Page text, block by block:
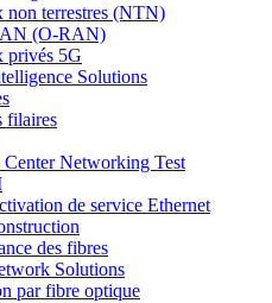
non terrestres (NTN)
(O-RAN)
privés 5G
Solutions
filaires
Networking Test
de service Ethernet
des fibres
Solutions
par fibre optique